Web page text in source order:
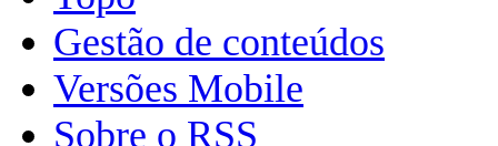
Gestão de conteúdos
Versões Mobile
Sobre o RSS